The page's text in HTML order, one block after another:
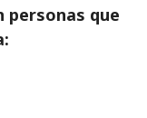
personas que